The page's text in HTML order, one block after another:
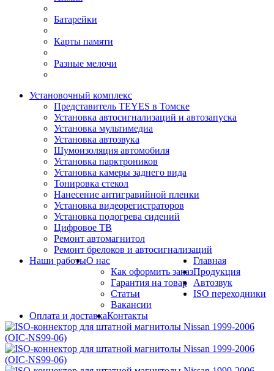
Батарейки
Карты памяти
Разные мелочи
Установочный комплекс
Представитель TEYES в Томске
Установка автосигнализаций и автозапуска
Установка мультимедиа
Установка автозвука
Шумоизоляция автомобиля
Установка парктроников
Установка камеры заднего вида
Тонировка стекол
Нанесение антигравийной пленки
Установка видеорегистраторов
Установка подогрева сидений
Цифровое ТВ
Ремонт автомагнитол
Ремонт брелоков и автосигнализаций
Наши работыО нас
Как оформить заказ
Гарантия на товар
Статьи
Вакансии
Оплата и доставкаКонтакты
Главная
Продукция
Автозвук
ISO переходники